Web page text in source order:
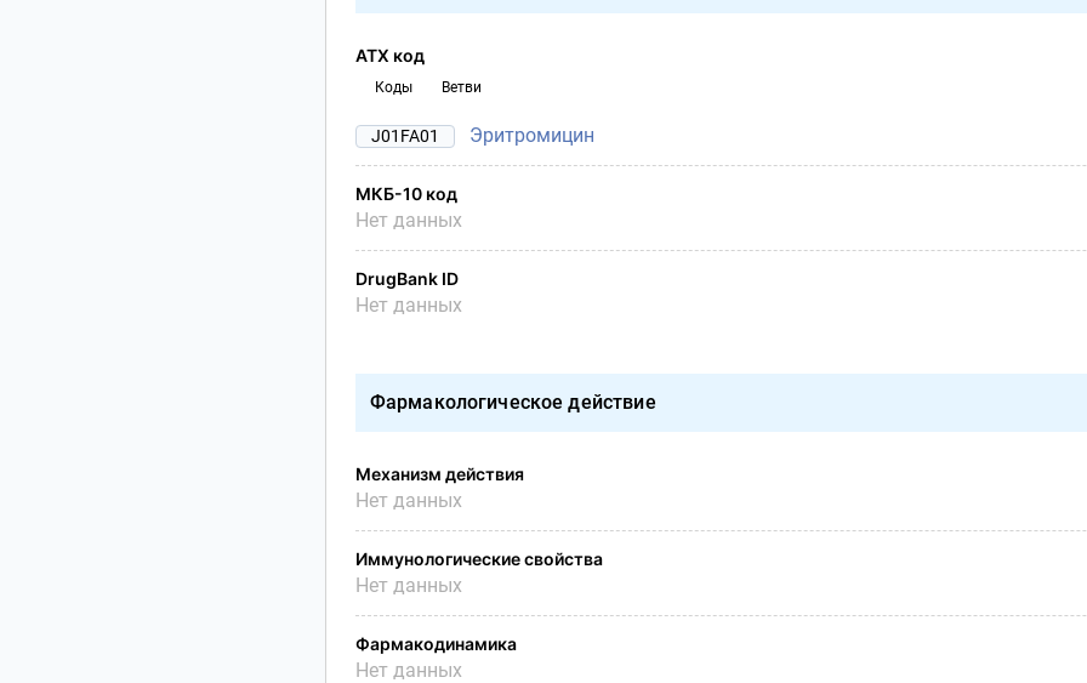
АТХ код
Коды Ветви
J01FA01 Эритромицин
МКБ-10 код
Нет данных
DrugBank ID
Нет данных
Фармакологическое действие
Механизм действия
Нет данных
Иммунологические свойства
Нет данных
Фармакодинамика
Нет данных